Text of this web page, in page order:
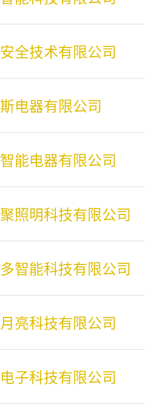
全技术有限公司
电器有限公司
能电器有限公司
照明科技有限公司
智能科技有限公司
亮科技有限公司
子科技有限公司